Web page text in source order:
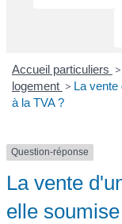
Accueil particuliers >
logement > La vente
à la TVA ?
Question-réponse
La vente
elle